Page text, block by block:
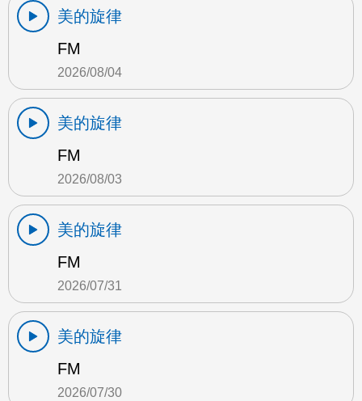
美的旋律
FM
2026/08/04
美的旋律
FM
2026/08/03
美的旋律
FM
2026/07/31
美的旋律
FM
2026/07/30